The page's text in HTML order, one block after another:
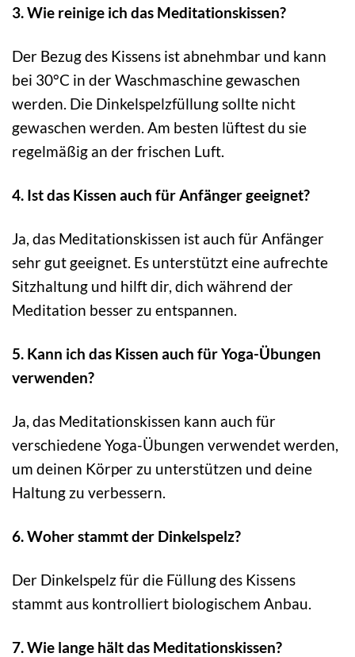
3. Wie reinige ich das Meditationskissen?
Der Bezug des Kissens ist abnehmbar und kann
bei 30°C in der Waschmaschine gewaschen
werden. Die Dinkelspelzfüllung sollte nicht
gewaschen werden. Am besten lüftest du sie
regelmäßig an der frischen Luft.
4. Ist das Kissen auch für Anfänger geeignet?
Ja, das Meditationskissen ist auch für Anfänger
sehr gut geeignet. Es unterstützt eine aufrechte
Sitzhaltung und hilft dir, dich während der
Meditation besser zu entspannen.
5. Kann ich das Kissen auch für Yoga-Übungen
verwenden?
Ja, das Meditationskissen kann auch für
verschiedene Yoga-Übungen verwendet werden,
um deinen Körper zu unterstützen und deine
Haltung zu verbessern.
6. Woher stammt der Dinkelspelz?
Der Dinkelspelz für die Füllung des Kissens
stammt aus kontrolliert biologischem Anbau.
7. Wie lange hält das Meditationskissen?